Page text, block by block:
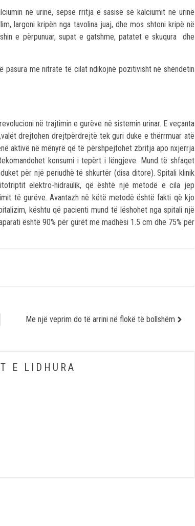
në urinë, sepse rritja e sasisë së kalciumit në urinë
largoni kripën nga tavolina juaj, dhe mos shtoni kripë në
e përpunuar, supat e gatshme, patatet e skuqura dhe
pasura me nitrate të cilat ndikojnë pozitivisht në shëndetin
në trajtimin e gurëve në sistemin urinar. E veçanta
drejtohen drejtpërdrejtë tek guri duke e thërrmuar atë
aktivë në mënyrë që të përshpejtohet zbritja apo nxjerrja
konsumi i tepërt i lëngjeve. Mund të shfaqet
për një periudhë të shkurtër (disa ditore). Spitali klinik
elektro-hidraulik, që është një metodë e cila jep
të gurëve. Avantazh në këtë metodë është fakti që kjo
kështu që pacienti mund të lëshohet nga spitali një
është 90% për gurët me madhësi 1.5 cm dhe 75% për
Me një veprim do të arrini në flokë të bollshëm
E LIDHURA